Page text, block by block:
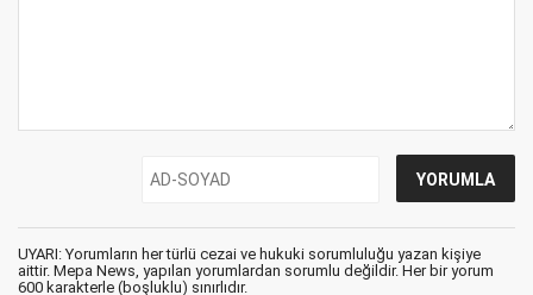
UYARI: Yorumların her türlü cezai ve hukuki sorumluluğu yazan kişiye
aittir. Mepa News, yapılan yorumlardan sorumlu değildir. Her bir yorum
600 karakterle (boşluklu) sınırlıdır.